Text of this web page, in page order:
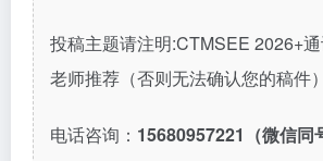
投稿主题请注明:CTMSEE 2026+
老师推荐（否则无法确认您的稿件）
电话咨询： 15680957221（微信同